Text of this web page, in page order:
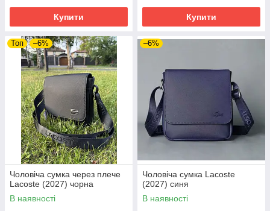
Купити Купити
Топ –6%
Чоловіча сумка через плече
Lacoste (2027) чорна
В наявності
–6%
Чоловіча сумка Lacoste
(2027) синя
В наявності